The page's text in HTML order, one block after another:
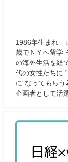
1986年生まれ
歳でＮＹへ留学
の海外生活を経
代の女性たちに
に”なってもら
企画者として活